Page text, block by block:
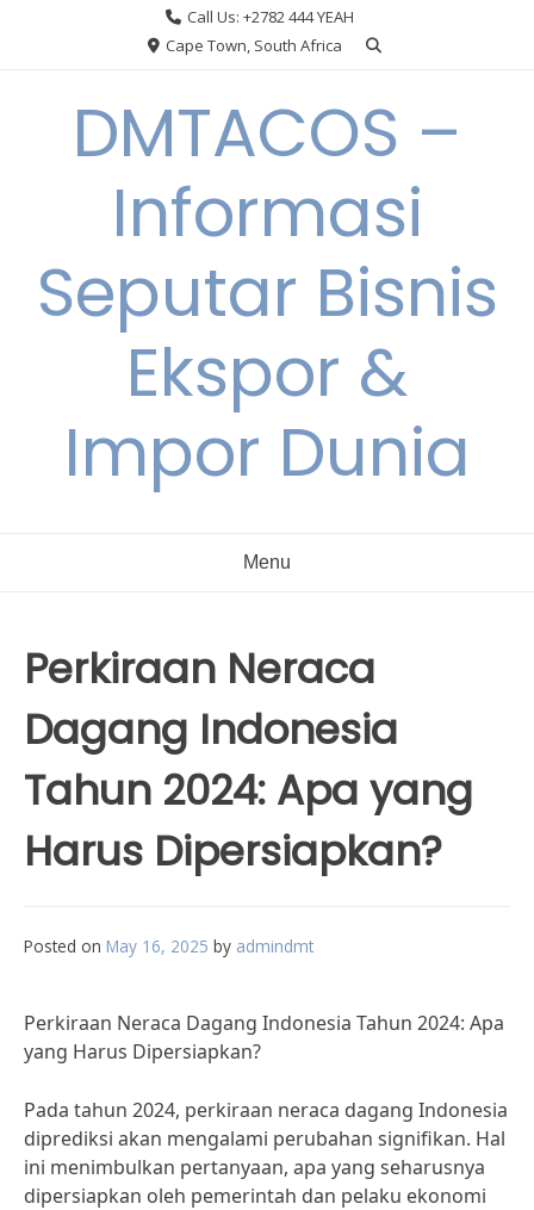
Call Us: +2782 444 YEAH
Cape Town, South Africa
DMTACOS –
Informasi
Seputar Bisnis
Ekspor &
Impor Dunia
Menu
Perkiraan Neraca
Dagang Indonesia
Tahun 2024: Apa yang
Harus Dipersiapkan?
Posted on May 16, 2025 by admindmt
Perkiraan Neraca Dagang Indonesia Tahun 2024: Apa
yang Harus Dipersiapkan?
Pada tahun 2024, perkiraan neraca dagang Indonesia
diprediksi akan mengalami perubahan signifikan. Hal
ini menimbulkan pertanyaan, apa yang seharusnya
dipersiapkan oleh pemerintah dan pelaku ekonomi